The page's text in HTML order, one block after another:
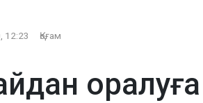
12:23 Қоғам